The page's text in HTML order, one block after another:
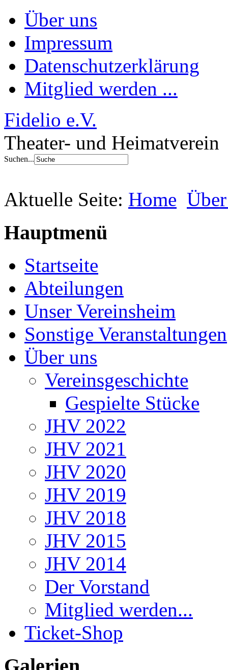
Über uns
Impressum
Datenschutzerklärung
Mitglied werden ...
Fidelio e.V.
Theater- und Heimatverein
Suchen...
Aktuelle Seite: Home
Hauptmenü
Startseite
Abteilungen
Unser Vereinsheim
Sonstige Veranstaltungen
Über uns
Vereinsgeschichte
Gespielte Stücke
JHV 2022
JHV 2021
JHV 2020
JHV 2019
JHV 2018
JHV 2015
JHV 2014
Der Vorstand
Mitglied werden...
Ticket-Shop